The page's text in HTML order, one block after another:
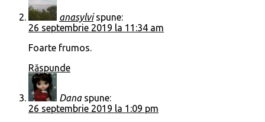
anasylvi spune:
26 septembrie 2019 la 11:34 am
Foarte frumos.
Răspunde
Dana spune:
26 septembrie 2019 la 1:09 pm